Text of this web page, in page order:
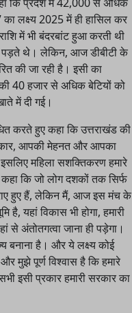
लक्ष्य 2025 में ही हासिल कर
में भी बंदरबांट हुआ करती थी
पड़ते थे। लेकिन, आज डीबीटी के
की जा रही है। इसी का
40 हजार से अधिक बेटियों को
में दी गई।
करते हुए कहा कि उत्तराखंड की
आपकी मेहनत और आपका
महिला सशक्तिकरण हमारे
कि जो लोग दशकों तक सिर्फ
हुए हैं, लेकिन मैं, आज इस मंच के
है, यहां विकास भी होगा, हमारी
से अंतोतगत्वा जाना ही पड़ेगा।
बनाना है। और ये लक्ष्य कोई
मुझे पूर्ण विश्वास है कि हमारे
इसी प्रकार हमारी सरकार का